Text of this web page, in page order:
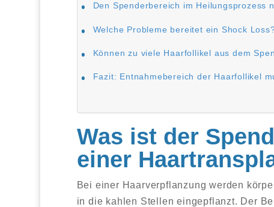
Den Spenderbereich im Heilungsprozess
Welche Probleme bereitet ein Shock
Können zu viele Haarfollikel aus dem
Fazit: Entnahmebereich der Haarfollikel
Was ist der
einer
Bei einer Haarverpflanzung werden
in die kahlen Stellen eingepflanzt. Der